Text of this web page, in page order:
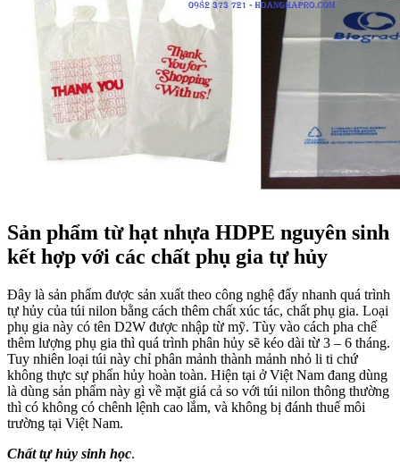
Sản phẩm từ hạt nhựa HDPE nguyên sinh
kết hợp với các chất phụ gia tự hủy
Đây là sản phẩm được sản xuất theo công nghệ đẩy nhanh quá trình
tự hủy của túi nilon bằng cách thêm chất xúc tác, chất phụ gia. Loại
phụ gia này có tên D2W được nhập từ mỹ. Tùy vào cách pha chế
thêm lượng phụ gia thì quá trình phân hủy sẽ kéo dài từ 3 – 6 tháng.
Tuy nhiên loại túi này chỉ phân mảnh thành mảnh nhỏ li ti chứ
không thực sự phẩn hủy hoàn toàn. Hiện tại ở Việt Nam đang dùng
là dùng sản phẩm này gì về mặt giá cả so với túi nilon thông thường
thì có không có chênh lệnh cao lắm, và không bị đánh thuế môi
trường tại Việt Nam.
Chất tự hủy sinh học.